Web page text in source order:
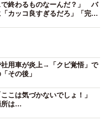
植物や鳥が印象的だ（ローソン
学生と大学院生120人を
イレの選択理由の調査に
で終わるものなーんだ？」 バ
カッコ良すぎるだろ」「完璧
用車が炎上→「クビ覚悟」で
その後」
こは気づかないでしょ！」
所は…